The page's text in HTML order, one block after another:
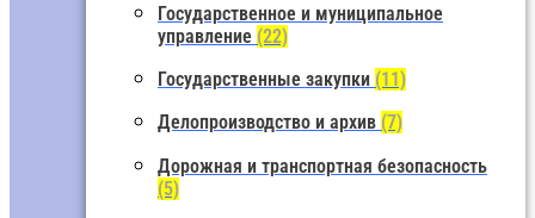
Государственное и муниципальное
управление (22)
Государственные закупки (11)
Делопроизводство и архив (7)
Дорожная и транспортная безопасность
(5)